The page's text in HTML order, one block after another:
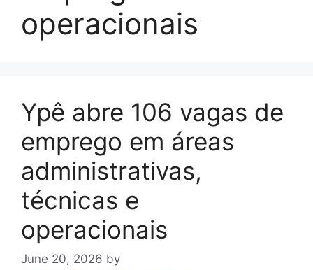
operacionais
Ypê abre 106 vagas de
emprego em áreas
administrativas,
técnicas e
operacionais
June 20, 2026 by